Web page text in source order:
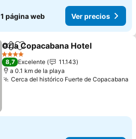
1 página web Ver precios
CompartirAñadir a favoritos
Orla Copacabana Hotel
4 Estrellas
8,7 Excelente
11.143
a 0.1 km de la playa
Cerca del histórico Fuerte de Copacabana